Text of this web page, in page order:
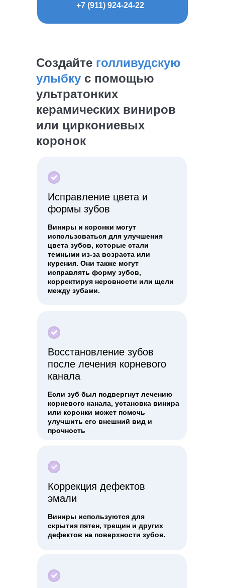
+7 (911) 924-24-22
Создайте голливудскую
улыбку с помощью
ультратонких
керамических виниров
или циркониевых
коронок
Исправление цвета и
формы зубов
Виниры и коронки могут
использоваться для улучшения
цвета зубов, которые стали
темными из-за возраста или
курения. Они также могут
исправлять форму зубов,
корректируя неровности или щели
между зубами.
Восстановление зубов
после лечения корневого
канала
Если зуб был подвергнут лечению
корневого канала, установка винира
или коронки может помочь
улучшить его внешний вид и
прочность
Коррекция дефектов
эмали
Виниры используются для
скрытия пятен, трещин и других
дефектов на поверхности зубов.